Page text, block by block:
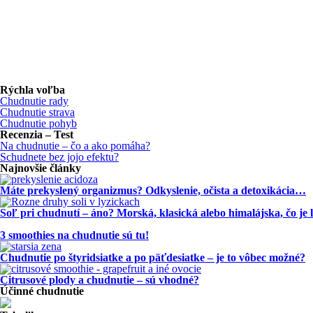
Rýchla voľba
Chudnutie rady
Chudnutie strava
Chudnutie pohyb
Recenzia – Test
Na chudnutie – čo a ako pomáha?
Schudnete bez jojo efektu?
Najnovšie články
Máte prekyslený organizmus? Odkyslenie, očista a detoxikácia…
Soľ pri chudnutí – áno? Morská, klasická alebo himalájska, čo je
3 smoothies na chudnutie sú tu!
Chudnutie po štyridsiatke a po päťdesiatke – je to vôbec možné?
Citrusové plody a chudnutie – sú vhodné?
Účinné chudnutie